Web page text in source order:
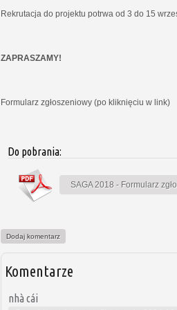
Rekrutacja do projektu potrwa od 3 do 15
ZAPRASZAMY!
Formularz zgłoszeniowy (po kliknięciu w link)
Do pobrania:
SAGA 2018 - Formularz
Dodaj komentarz
Komentarze
nhà cái